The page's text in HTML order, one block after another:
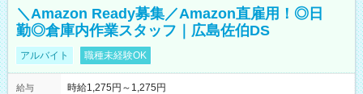
＼Amazon Ready募集／Amazon直雇用！◎日
勤◎倉庫内作業スタッフ｜広島佐伯DS
アルバイト 職種未経験OK
給与
時給1,275円～1,275円